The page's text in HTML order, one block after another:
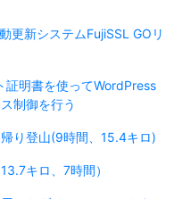
更新システムFujiSSL GOリ
証明書を使ってWordPress
制御を行う
り登山(9時間、15.4キロ)
キロ、7時間）